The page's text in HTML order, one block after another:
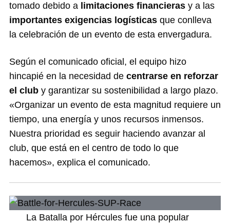
tomado debido a limitaciones financierasy a las
importantes exigencias logísticasque conlleva
la celebración de un evento de esta envergadura.
Según el comunicado oficial, el equipo hizo
hincapié en la necesidad de centrarse en reforzar
el cluby garantizar su sostenibilidad a largo plazo.
«Organizar un evento de esta magnitud requiere un
tiempo, una energía y unos recursos inmensos.
Nuestra prioridad es seguir haciendo avanzar al
club, que está en el centro de todo lo que
hacemos», explica el comunicado.
La Batalla por Hércules fue una popular